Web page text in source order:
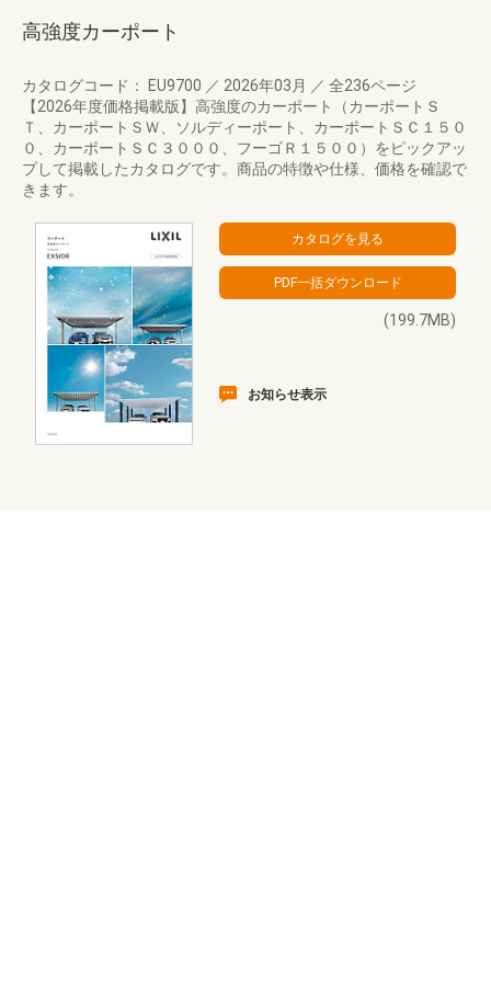
高強度カーポート
カタログコード： EU9700 ／ 2026年03月 ／ 全236ページ
【2026年度価格掲載版】高強度のカーポート（カーポートＳ
Ｔ、カーポートＳＷ、ソルディーポート、カーポートＳＣ１５０
０、カーポートＳＣ３０００、フーゴＲ１５００）をピックアッ
プして掲載したカタログです。商品の特徴や仕様、価格を確認で
きます。
(199.7MB)
お知らせ表示